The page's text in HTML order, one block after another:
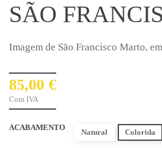
SÃO
Imagem de São Francisco Marto,
85,00 €
Com IVA
ACABAMENTO
Natural Colorida